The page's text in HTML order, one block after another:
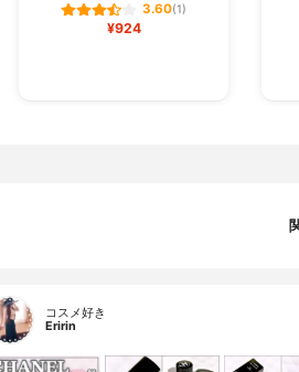
3.60(1)
¥924
コスメ好き
Eririn